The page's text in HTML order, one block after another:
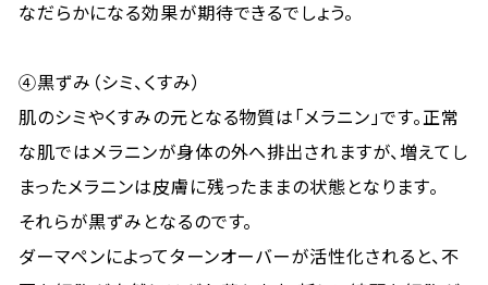
なだらかになる効果が期待できるでしょう。
④黒ずみ（シミ、くすみ）
肌のシミやくすみの元となる物質は「メラニン」です。正常
な肌ではメラニンが身体の外へ排出されますが、増えてし
まったメラニンは皮膚に残ったままの状態となります。
それらが黒ずみとなるのです。
ダーマペンによってターンオーバーが活性化されると、不